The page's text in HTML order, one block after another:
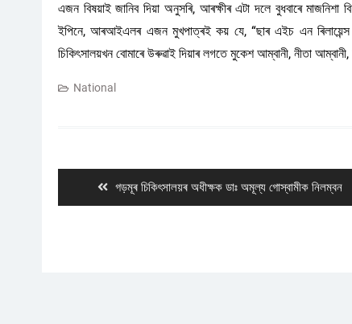
এজন বিষয়াই জানিব দিয়া অনুসৰি, আৰক্ষীৰ এটা দলে বুধবাৰে
ইপিনে, আৰআইএলৰ এজন মুখপাত্ৰই কয় যে, “ছাৰ এইচ এন
চিকিৎসালয়খন বোমাৰে উৰুৱাই দিয়াৰ লগতে মুকেশ আম্বানী, নীতা
National
Previous
post:
গড়মূৰ চিকিৎসালয়ৰ অধীক্ষক ডাঃ অমূল্য গোস্বামীক নিলম্বন